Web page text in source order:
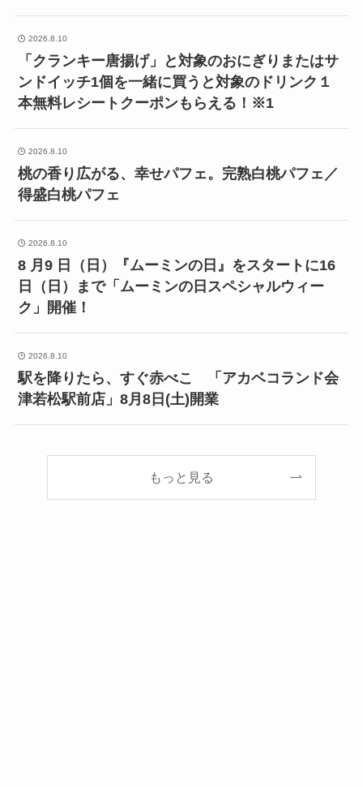
2026.8.10
「クランキー唐揚げ」と対象のおにぎりまたはサ
ンドイッチ1個を一緒に買うと対象のドリンク１
本無料レシートクーポンもらえる！※1
2026.8.10
桃の香り広がる、幸せパフェ。完熟白桃パフェ／
得盛白桃パフェ
2026.8.10
8 月9 日（日）『ムーミンの日』をスタートに16
日（日）まで「ムーミンの日スペシャルウィー
ク」開催！
2026.8.10
駅を降りたら、すぐ赤べこ 「アカベコランド会
津若松駅前店」8月8日(土)開業
もっと見る